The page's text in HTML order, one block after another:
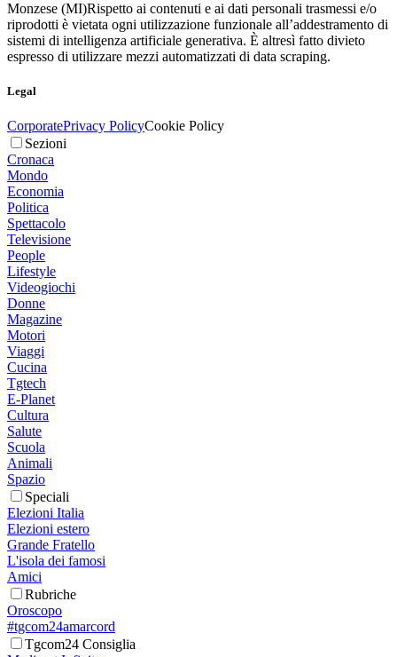
Monzese (MI)Rispetto ai contenuti e ai dati personali trasmessi e/o
riprodotti è vietata ogni utilizzazione funzionale all’addestramento di
sistemi di intelligenza artificiale generativa. È altresì fatto divieto
espresso di utilizzare mezzi automatizzati di data scraping.
Legal
CorporatePrivacy PolicyCookie Policy
Sezioni
Cronaca
Mondo
Economia
Politica
Spettacolo
Televisione
People
Lifestyle
Videogiochi
Donne
Magazine
Motori
Viaggi
Cucina
Tgtech
E-Planet
Cultura
Salute
Scuola
Animali
Spazio
Speciali
Elezioni Italia
Elezioni estero
Grande Fratello
L'isola dei famosi
Amici
Rubriche
Oroscopo
#tgcom24amarcord
Tgcom24 Consiglia